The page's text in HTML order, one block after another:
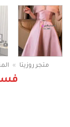
متجر روزيتا »